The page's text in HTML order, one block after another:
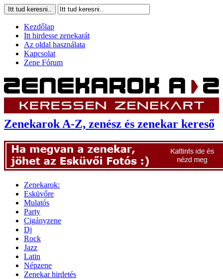
Kezdőlap
Itt hirdesse zenekarát
Az oldal használata
Kapcsolat
Zene Fórum
Zenekarok A-Z, zenész és zenekar kereső
Zenekarok:
Esküvőre
Mulatós
Party
Cigányzene
Dj
Rock
Jazz
Latin
Népzene
Zenekar hirdetés